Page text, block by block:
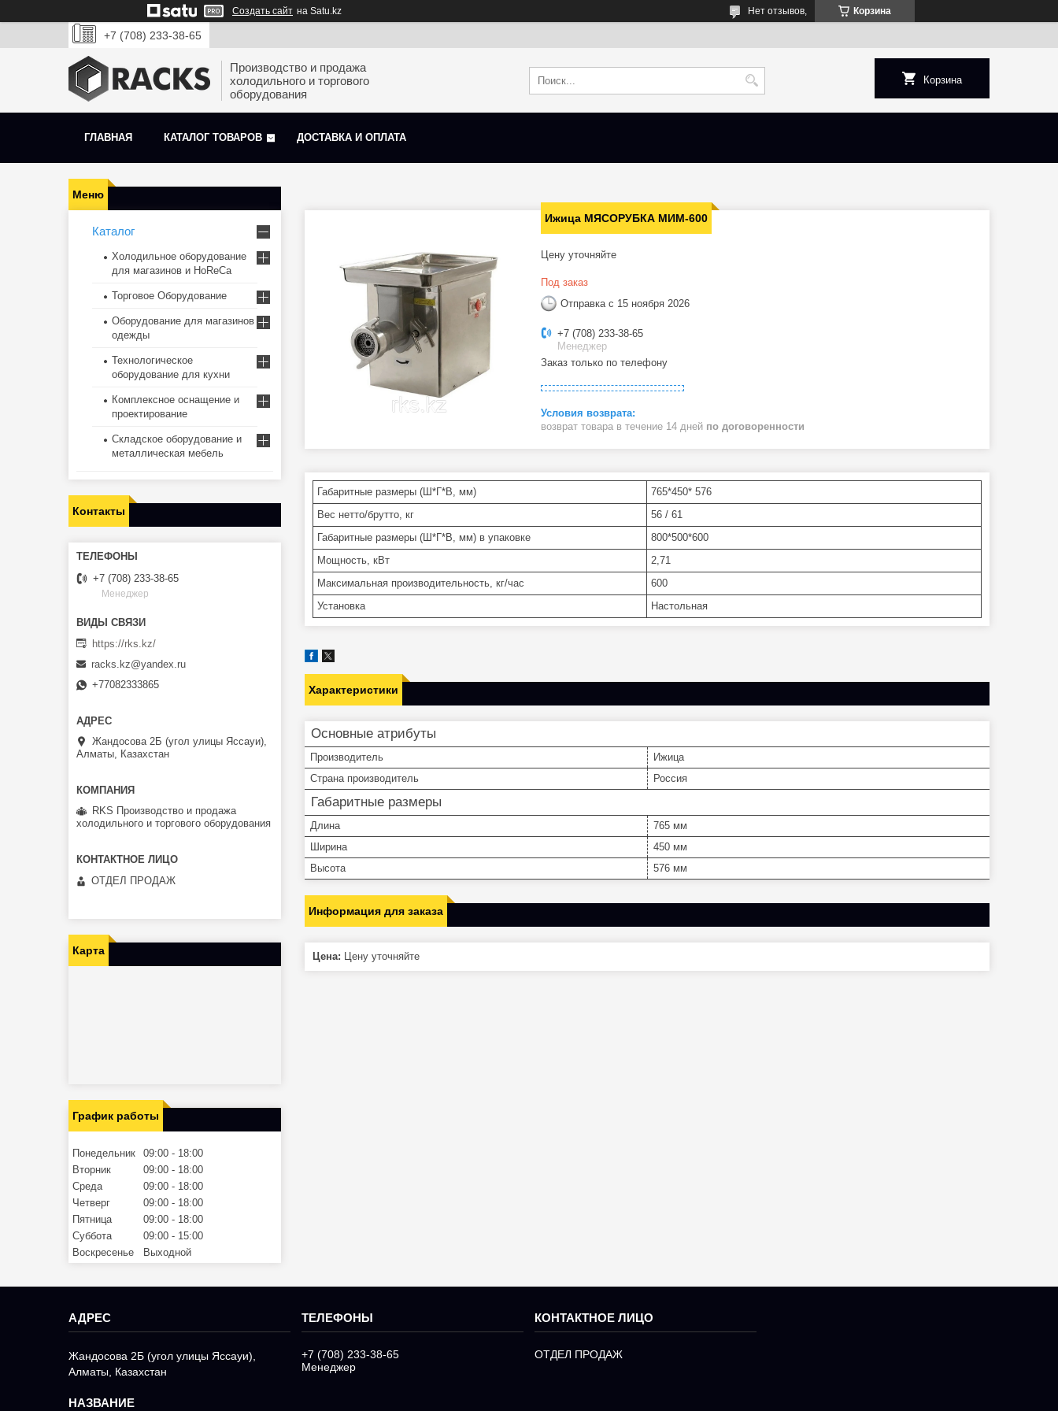
Создать сайт на Satu.kz Корзина
Нет отзывов,
+7 (708) 233-38-65
Производство и продажа
холодильного и торгового
оборудования
Корзина
ГЛАВНАЯ КАТАЛОГ ТОВАРОВ ДОСТАВКА И ОПЛАТА
Ижица МЯСОРУБКА МИМ-600
Цену уточняйте
Под заказ
Отправка с 15 ноября 2026
+7 (708) 233-38-65
Менеджер
Заказ только по телефону
возврат товара в течение 14 дней по договоренности
Габаритные размеры (Ш*Г*В, мм)
765*450* 576
Вес нетто/брутто, кг
56 / 61
Габаритные размеры (Ш*Г*В, мм) в упаковке
800*500*600
Мощность, кВт
2,71
Максимальная производительность, кг/час
600
Установка
Настольная
Характеристики
Основные атрибуты
Производитель
Ижица
Страна производитель
Россия
Габаритные размеры
Длина
765 мм
Ширина
450 мм
Высота
576 мм
Информация для заказа
Цена: Цену уточняйте
Каталог
Холодильное оборудование
для магазинов и HoReCa
Торговое Оборудование
Оборудование для магазинов
одежды
Технологическое
оборудование для кухни
Комплексное оснащение и
проектирование
Складское оборудование и
металлическая мебель
Контакты
+7 (708) 233-38-65
Менеджер
https://rks.kz/
racks.kz@yandex.ru
+77082333865
Жандосова 2Б (угол улицы Яссауи),
Алматы, Казахстан
RKS Производство и продажа
холодильного и торгового оборудования
ОТДЕЛ ПРОДАЖ
Карта
График работы
Понедельник 09:00
18:00
Вторник
09:00
18:00
Среда
09:00
18:00
Четверг
09:00
18:00
Пятница
09:00
18:00
Суббота
09:00
15:00
Воскресенье
Выходной
Жандосова 2Б (угол улицы Яссауи),
Алматы, Казахстан
+7 (708) 233-38-65
Менеджер
ОТДЕЛ ПРОДАЖ